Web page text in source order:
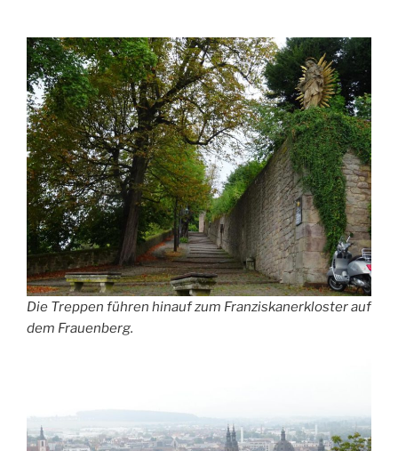
Die Treppen führen hinauf zum Franziskanerkloster auf
dem Frauenberg.